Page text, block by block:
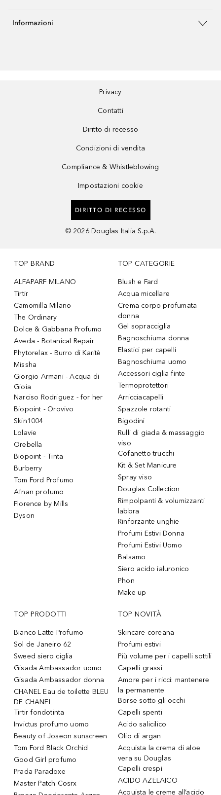
Informazioni
Privacy
Contatti
Diritto di recesso
Condizioni di vendita
Compliance & Whistleblowing
Impostazioni cookie
DIRITTO DI RECESSO
© 2026 Douglas Italia S.p.A.
TOP BRAND
ALFAPARF MILANO
Tirtir
Camomilla Milano
The Ordinary
Dolce & Gabbana Profumo
Aveda - Botanical Repair
Phytorelax - Burro di Karitè
Missha
Giorgio Armani - Acqua di
Gioia
Narciso Rodriguez - for her
Biopoint - Orovivo
Skin1004
Lolavie
Orebella
Biopoint - Tinta
Burberry
Tom Ford Profumo
Afnan profumo
Florence by Mills
Dyson
TOP CATEGORIE
Blush e Fard
Acqua micellare
Crema corpo profumata
donna
Gel sopracciglia
Bagnoschiuma donna
Elastici per capelli
Bagnoschiuma uomo
Accessori ciglia finte
Termoprotettori
Arricciacapelli
Spazzole rotanti
Bigodini
Rulli di giada & massaggio
viso
Cofanetto trucchi
Kit & Set Manicure
Spray viso
Douglas Collection
Rimpolpanti & volumizzanti
labbra
Rinforzante unghie
Profumi Estivi Donna
Profumi Estivi Uomo
Balsamo
Siero acido ialuronico
Phon
Make up
TOP PRODOTTI
Bianco Latte Profumo
Sol de Janeiro 62
Sweed siero ciglia
Gisada Ambassador uomo
Gisada Ambassador donna
CHANEL Eau de toilette BLEU
DE CHANEL
Tirtir fondotinta
Invictus profumo uomo
Beauty of Joseon sunscreen
Tom Ford Black Orchid
Good Girl profumo
Prada Paradoxe
Master Patch Cosrx
TOP NOVITÀ
Skincare coreana
Profumi estivi
Più volume per i capelli sottili
Capelli grassi
Amore per i ricci: mantenere
la permanente
Borse sotto gli occhi
Capelli spenti
Acido salicilico
Olio di argan
Acquista la crema di aloe
vera su Douglas
Capelli crespi
ACIDO AZELAICO
Acquista le creme all’acido